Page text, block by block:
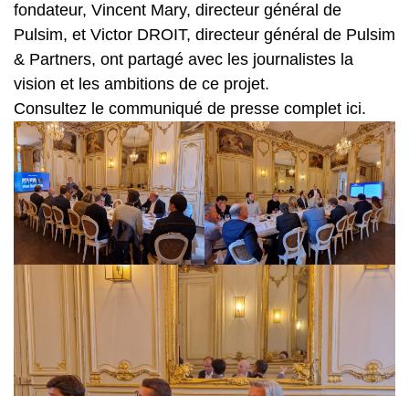
fondateur, Vincent Mary, directeur général de
Pulsim, et Victor DROIT, directeur général de Pulsim
& Partners, ont partagé avec les journalistes la
vision et les ambitions de ce projet.
Consultez le communiqué de presse complet ici.